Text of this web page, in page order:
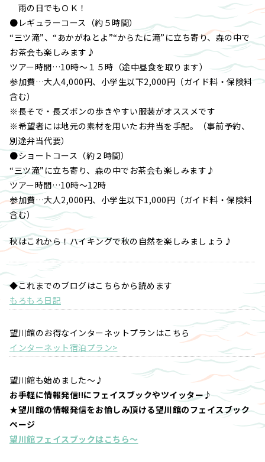
雨の日でもＯＫ！
●レギュラーコース（約５時間）
“三ツ滝”、“あかがねとよ”“からたに滝”に立ち寄り、森の中で
お茶会も楽しみます♪
ツアー時間…10時～１５時（途中昼食を取ります）
参加費…大人4,000円、小学生以下2,000円（ガイド料・保険料
含む）
※長そで・長ズボンの歩きやすい服装がオススメです
※希望者には地元の素材を用いたお弁当を手配。（事前予約、
別途弁当代要）
●ショートコース（約２時間）
“三ツ滝”に立ち寄り、森の中でお茶会も楽しみます♪
ツアー時間…10時～12時
参加費…大人2,000円、小学生以下1,000円（ガイド料・保険料
含む）
秋はこれから！ハイキングで秋の自然を楽しみましょう♪
◆これまでのブログはこちらから読めます
もろもろ日記
望川館のお得なインターネットプランはこちら
インターネット宿泊プラン>
望川館も始めました～♪
お手軽に情報発信!!にフェイスブックやツイッター♪
★望川館の情報発信をお愉しみ頂ける望川館のフェイスブック
ページ
望川館フェイスブックはこちら～